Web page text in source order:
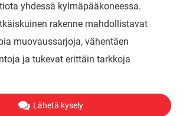
yhdessä kylmäpääkoneessa.
rakenne mahdollistavat
muovaussarjoja, vähentäen
ja tukevat erittäin tarkkoja
Lähetä kysely